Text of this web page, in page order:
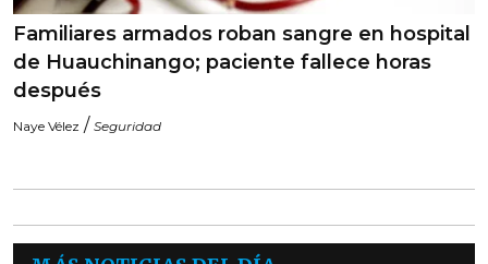
Familiares armados roban sangre en hospital
de Huauchinango; paciente fallece horas
después
Naye Vélez / Seguridad